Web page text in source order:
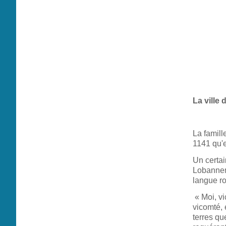
La ville
La
1141
Un
langue
« Moi,
vicomté,
terres